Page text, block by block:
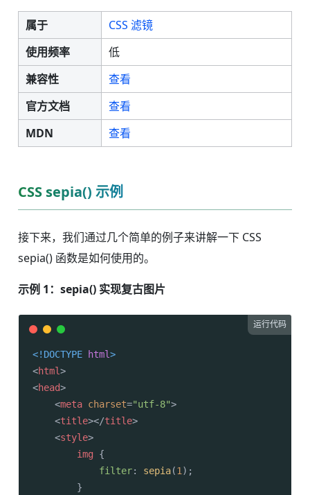
属于
CSS 滤镜
使用频率
低
兼容性
查看
官方文档
查看
MDN
查看
CSS sepia() 示例
接下来，我们通过几个简单的例子来讲解一下 CSS
sepia() 函数是如何使用的。
示例 1：sepia() 实现复古图片
运行代码
<!DOCTYPE html>
<html>
<head>
<meta charset="utf-8">
<title></title>
<style>
img {
filter: sepia(1 );
        }